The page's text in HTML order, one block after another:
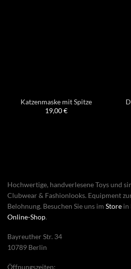
Katzenmaske mit Spitze
19,00€
Hochwertige, handverlesene Toys und
Clubwear & Fashionlooks. Equipment
Belohnung. Besuchen Sie uns im Store in
Online-Shop.
Bayreuther Str. 34
10789 Berlin
Öffnungszeiten: